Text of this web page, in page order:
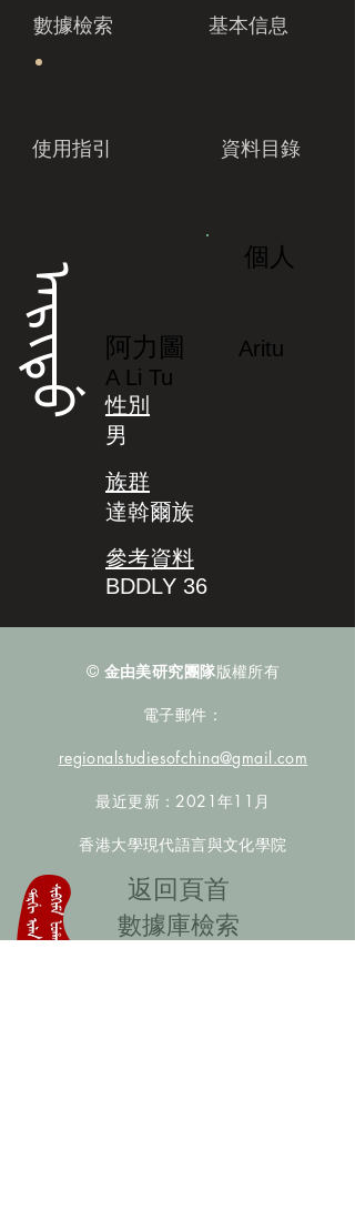
數據檢索 基本信息
使用指引 資料目錄
ᠠᡵᡳᡨᡠ
個人
阿力圖
Aritu
A Li Tu
性別
男
族群
達斡爾族
參考資料
BDDLY 36
© 金由美研究團隊版權所有
電子郵件：
regionalstudiesofchina@gmail.com
最近更新：2021年11月
香港大學現代語言與文化學院
​返回頁首
數據庫檢索